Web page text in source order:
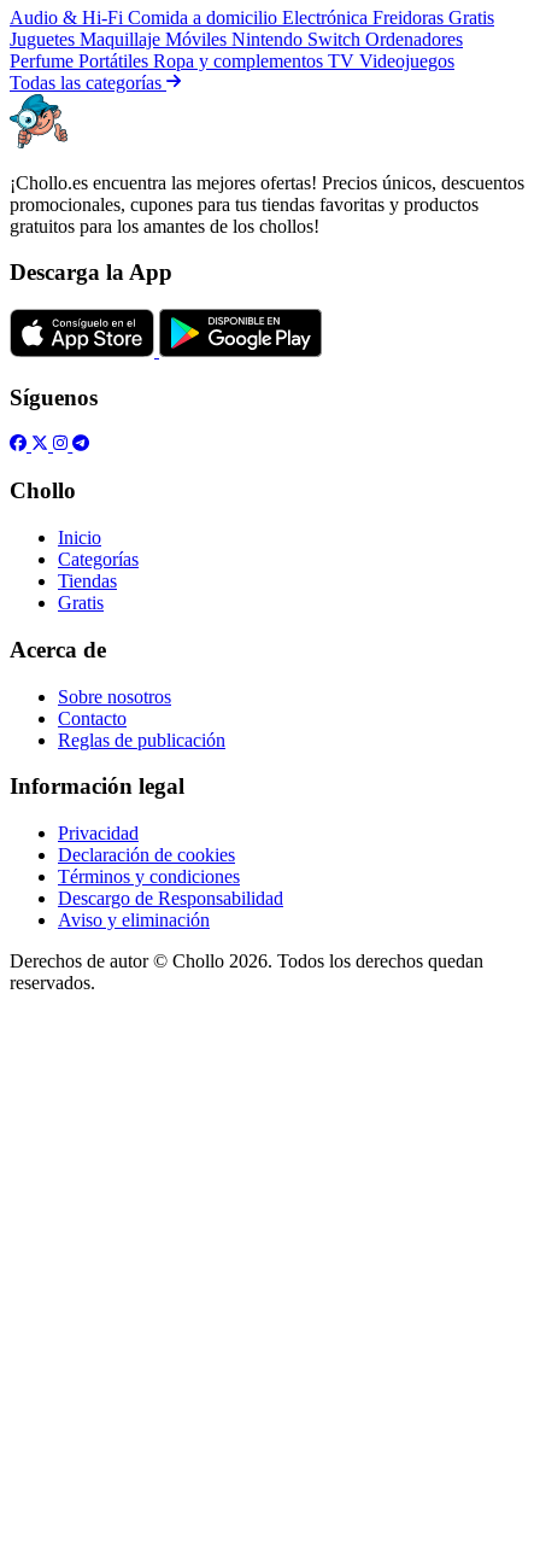
Audio & Hi-Fi Comida a domicilio Electrónica Freidoras Gratis
Juguetes Maquillaje Móviles Nintendo Switch Ordenadores
Perfume Portátiles Ropa y complementos TV Videojuegos
Todas las categorías
¡Chollo.es encuentra las mejores ofertas! Precios únicos, descuentos
promocionales, cupones para tus tiendas favoritas y productos
gratuitos para los amantes de los chollos!
Descarga la App
Síguenos
Chollo
Inicio
Categorías
Tiendas
Gratis
Acerca de
Sobre nosotros
Contacto
Reglas de publicación
Información legal
Privacidad
Declaración de cookies
Términos y condiciones
Descargo de Responsabilidad
Aviso y eliminación
Derechos de autor © Chollo 2026. Todos los derechos quedan
reservados.